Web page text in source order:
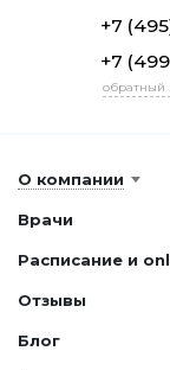
+7
+7
обратный
О компании
Врачи
Расписание и
Отзывы
Блог